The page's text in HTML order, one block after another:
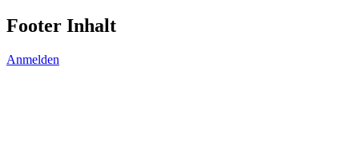
Footer Inhalt
Anmelden